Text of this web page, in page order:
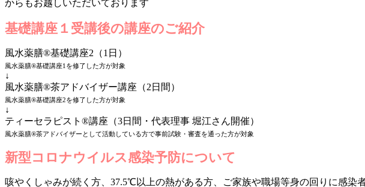
からもお越しいただいております
基礎講座１受講後の講座のご紹介
風水薬膳®基礎講座2（1日）
風水薬膳®基礎講座1を修了した方が対象
↓
風水薬膳®茶アドバイザー講座（2日間）
風水薬膳®基礎講座2を修了した方が対象
↓
ティーセラピスト®講座（3日間・代表理事 堀江さん開催）
風水薬膳®茶アドバイザーとして活動している方で事前試験・審査を通った方が対象
新型コロナウイルス感染予防について
咳やくしゃみが続く方、37.5℃以上の熱がある方、ご家族や職場等身の回りに感染